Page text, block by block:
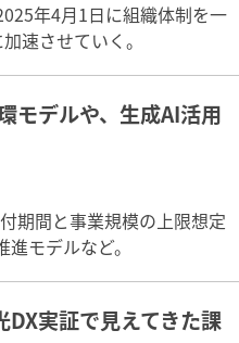
年4月1日に組織体制を一
速させていく。
モデルや、生成AI活用
期間と事業規模の上限想定
モデルなど。
実証で見えてきた課